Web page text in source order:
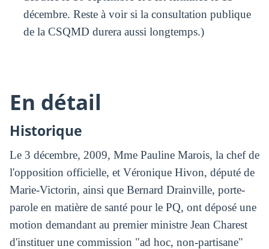
décembre. Reste à voir si la consultation publique
de la CSQMD durera aussi longtemps.)
En détail
Historique
Le 3 décembre, 2009, Mme Pauline Marois, la chef de
l'opposition officielle, et Véronique Hivon, député de
Marie-Victorin, ainsi que Bernard Drainville, porte-
parole en matière de santé pour le PQ, ont déposé une
motion demandant au premier ministre Jean Charest
d'instituer une commission "ad hoc, non-partisane"